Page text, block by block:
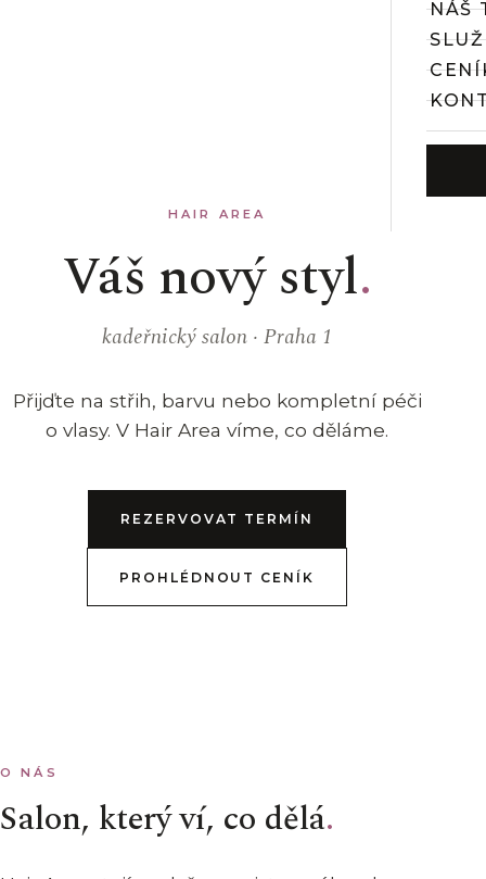
NÁŠ
HAIR AREA
Váš nový styl
kadeřnický salon · Praha 1
Přijďte na střih, barvu nebo kompletní péči
o vlasy. V Hair Area víme, co děláme.
REZERVOVAT TERMÍN
PROHLÉDNOUT CENÍK
O NÁS
Salon, který ví, co dělá